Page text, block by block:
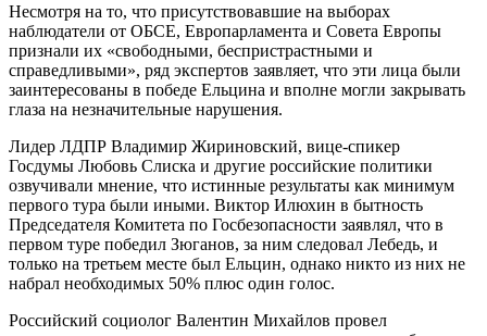
Несмотря на то, что присутствовавшие на выборах
наблюдатели от ОБСЕ, Европарламента и Совета Европы
признали их «свободными, беспристрастными и
справедливыми», ряд экспертов заявляет, что эти лица были
заинтересованы в победе Ельцина и вполне могли закрывать
глаза на незначительные нарушения.
Лидер ЛДПР Владимир Жириновский, вице-спикер
Госдумы Любовь Слиска и другие российские политики
озвучивали мнение, что истинные результаты как минимум
первого тура были иными. Виктор Илюхин в бытность
Председателя Комитета по Госбезопасности заявлял, что в
первом туре победил Зюганов, за ним следовал Лебедь, и
только на третьем месте был Ельцин, однако никто из них не
набрал необходимых 50% плюс один голос.
Российский социолог Валентин Михайлов провел